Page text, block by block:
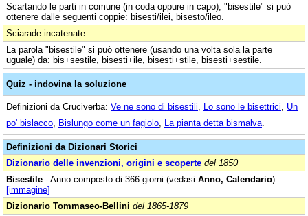
Scartando le parti in comune (in coda oppure in capo), "bisestile" si può
ottenere dalle seguenti coppie: bisesti/ilei, bisesto/ileo.
Sciarade incatenate
La parola "bisestile" si può ottenere (usando una volta sola la parte
uguale) da: bis+sestile, bisesti+ile, bisesti+stile, bisesti+sestile.
Quiz - indovina la soluzione
Definizioni da Cruciverba: Ve ne sono di bisestili Lo sono le bisettrici
Un
po' bislacco Bislungo come un fagiolo La pianta detta bismalva
Definizioni da Dizionari Storici
Dizionario delle invenzioni, origini e scoperte del 1850
Bisestile - Anno composto di 366 giorni (vedasi Anno, Calendario).
[immagine]
Dizionario Tommaseo-Bellini del 1865-1879